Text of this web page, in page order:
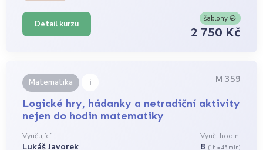
Detail kurzu
šablony
2 750 Kč
Matematika i M 359
Logické hry, hádanky a netradiční aktivity
nejen do hodin matematiky
Vyučující:
Lukáš Javorek
Vyuč. hodin:
8 (1h = 45 min)